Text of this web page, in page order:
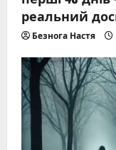
реальний
Безнога Настя